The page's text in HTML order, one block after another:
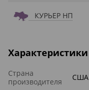
КУРЬЕР НП
Характеристики
Страна
производителя
США